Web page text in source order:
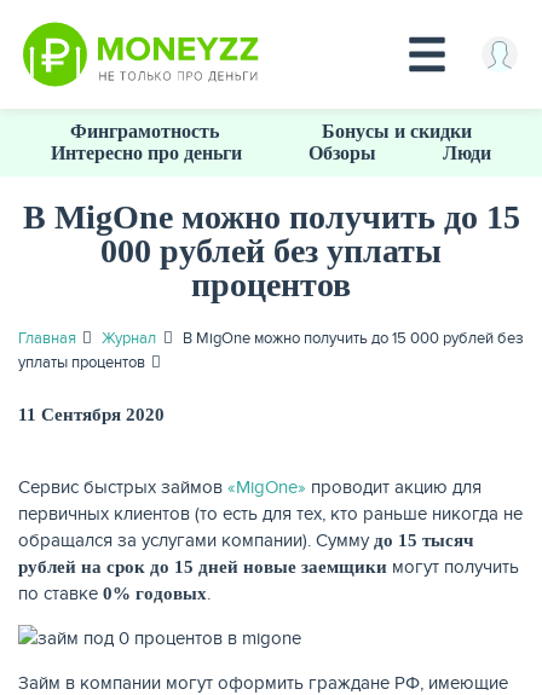
основному
содержанию
КРЕДИТЫ
КАРТЫ
Финграмотность
Бонусы и скидки
Интересно про деньги
Обзоры Люди
В MigOne можно получить до 15
000 рублей без уплаты
процентов
Главная Журнал
В MigOne можно получить до 15 000 рублей без
уплаты процентов
11 Сентября 2020
Сервис быстрых займов «MigOne» проводит акцию для
первичных клиентов (то есть для тех, кто раньше никогда не
обращался за услугами компании). Сумму до 15 тысяч
рублей на срок до 15 дней новые заемщики могут получить
по ставке 0% годовых
Займ в компании могут оформить граждане РФ, имеющие